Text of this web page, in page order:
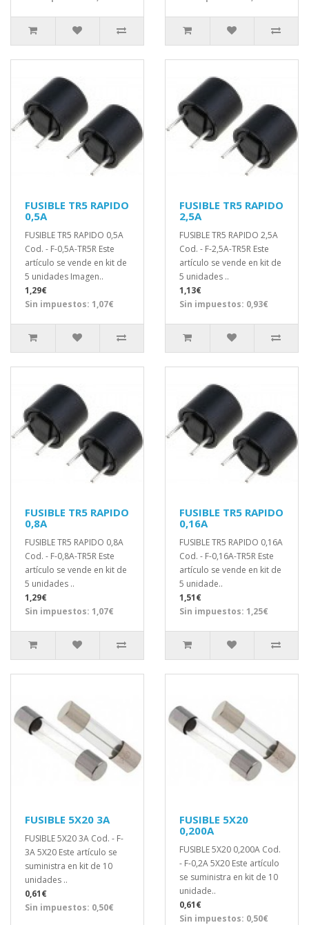
FUSIBLE TR5 RAPIDO
0,5A
FUSIBLE TR5 RAPIDO 0,5A
Cod. - F-0,5A-TR5R Este
artículo se vende en kit de
5 unidades Imagen..
1,29€
Sin impuestos: 1,07€
FUSIBLE TR5 RAPIDO
2,5A
FUSIBLE TR5 RAPIDO 2,5A
Cod. - F-2,5A-TR5R Este
artículo se vende en kit de
5 unidades ..
1,13€
Sin impuestos: 0,93€
FUSIBLE TR5 RAPIDO
0,8A
FUSIBLE TR5 RAPIDO 0,8A
Cod. - F-0,8A-TR5R Este
artículo se vende en kit de
5 unidades ..
1,29€
Sin impuestos: 1,07€
FUSIBLE TR5 RAPIDO
0,16A
FUSIBLE TR5 RAPIDO 0,16A
Cod. - F-0,16A-TR5R Este
artículo se vende en kit de
5 unidade..
1,51€
Sin impuestos: 1,25€
FUSIBLE 5X20 3A
FUSIBLE 5X20 3A Cod. - F-
3A 5X20 Este artículo se
suministra en kit de 10
unidades ..
0,61€
Sin impuestos: 0,50€
FUSIBLE 5X20
0,200A
FUSIBLE 5X20 0,200A Cod.
- F-0,2A 5X20 Este artículo
se suministra en kit de 10
unidade..
0,61€
Sin impuestos: 0,50€